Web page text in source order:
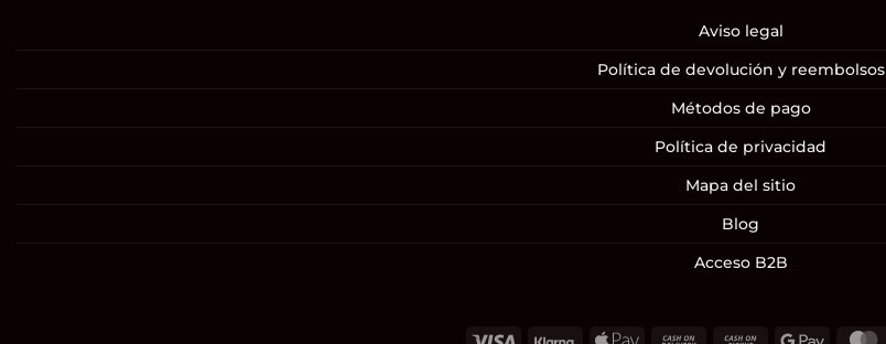
Aviso legal
Política de devolución y reembolsos
Métodos de pago
Política de privacidad
Mapa del sitio
Blog
Acceso B2B
Visa Klarna Apple Cash Cash Google